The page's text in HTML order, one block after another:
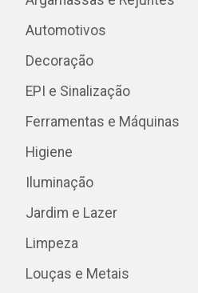
Automotivos
Decoração
EPI e Sinalização
Ferramentas e Máquinas
Higiene
Iluminação
Jardim e Lazer
Limpeza
Louças e Metais